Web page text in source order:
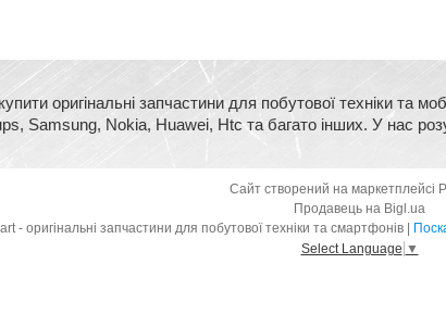
оригінальні запчастини для побутової техніки та
Samsung, Nokia, Huawei, Htc та багато інших. У нас
Сайт створений на маркетплейсі
Продавець на Bigl.ua
Select Language ▼